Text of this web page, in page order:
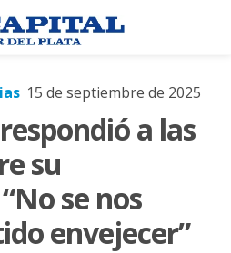
15 de septiembre de 2025
a las
su
se nos
envejecer”